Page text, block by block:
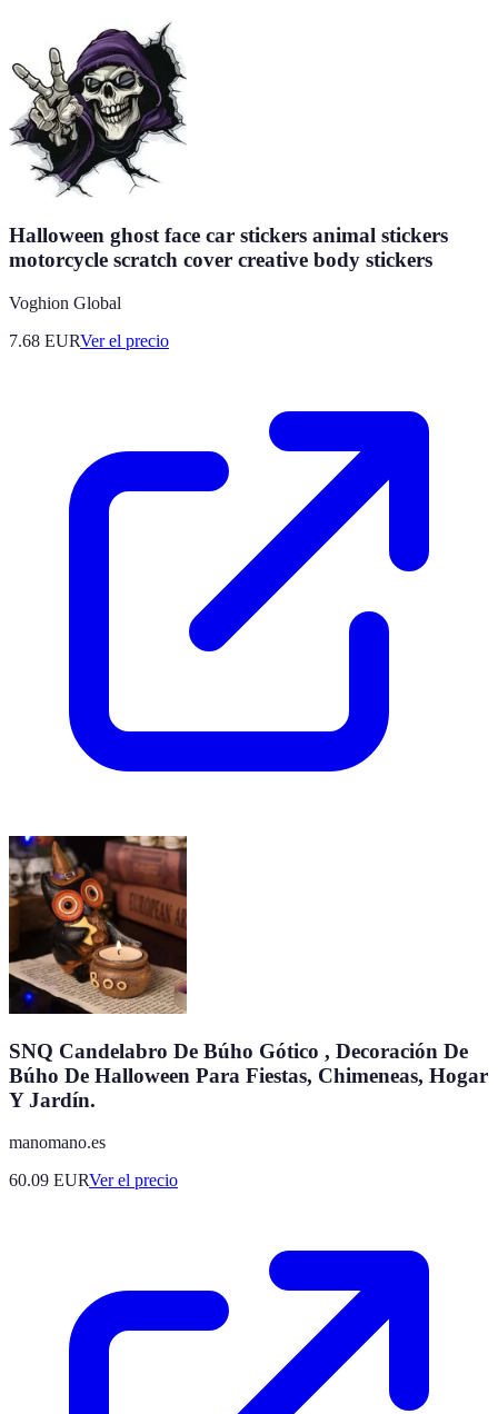
Halloween ghost face car stickers animal stickers
motorcycle scratch cover creative body stickers
Voghion Global
7.68 EURVer el precio
SNQ Candelabro De Búho Gótico , Decoración De
Búho De Halloween Para Fiestas, Chimeneas, Hogar
Y Jardín.
manomano.es
60.09 EURVer el precio